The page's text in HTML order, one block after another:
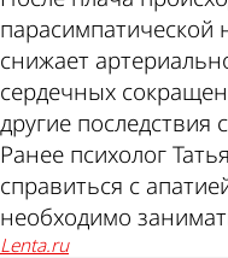
парасимпатической
снижает
сердечных
другие последствия
Ранее психолог
справиться с
необходимо
lenta.ru